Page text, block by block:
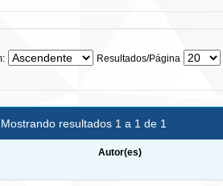
Resultados/Página
Mostrando resultados 1 a 1 de 1
Autor(es)